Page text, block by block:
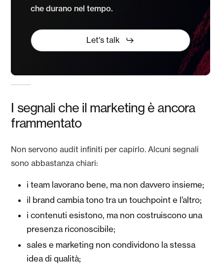
che durano nel tempo.
Let's talk
I segnali che il marketing è ancora
frammentato
Non servono audit infiniti per capirlo. Alcuni segnali
sono abbastanza chiari:
i team lavorano bene, ma non davvero insieme;
il brand cambia tono tra un touchpoint e l’altro;
i contenuti esistono, ma non costruiscono una
presenza riconoscibile;
sales e marketing non condividono la stessa
idea di qualità;